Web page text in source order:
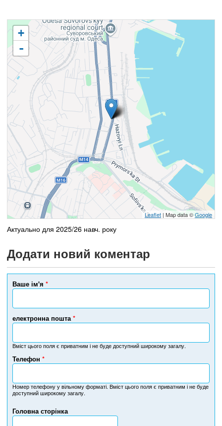
+
-
Leaflet | Map data ©Google
Актуально для 2025/26 навч. року
Додати новий коментар
Ваше ім'я *
електронна пошта*
Вміст цього поля є приватним і не буде доступний широкому загалу.
Головна сторінка
Телефон *
Н
м
е
т
Номер телефону у вільному форматі. Вміст цього поля є приватним і не буде
доступний широкому загалу.